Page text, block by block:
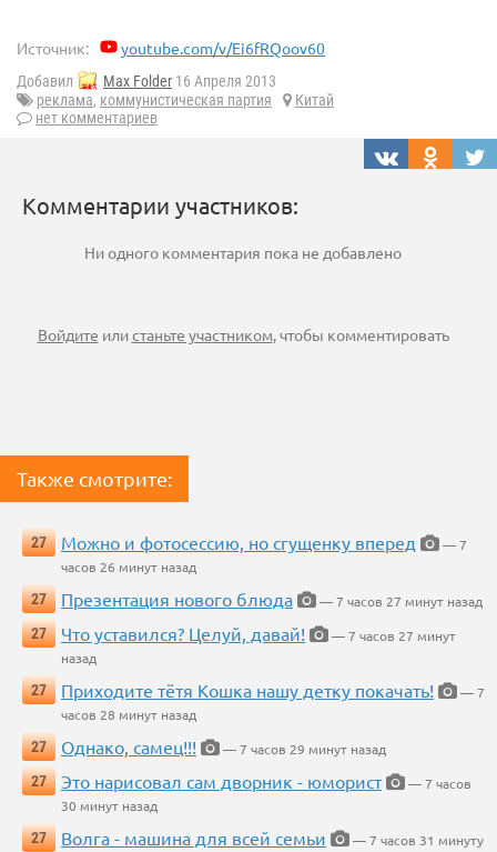
Источник: youtube.com/v/Ei6fRQoov60
Добавил Max Folder 16 Апреля 2013
реклама, коммунистическая партия
Китай
нет комментариев
Комментарии участников:
Ни одного комментария пока не добавлено
Войдите илистаньте участником, чтобы комментировать
Также смотрите:
27 Можно и фотосессию, но сгущенку вперед
— 7
часов 26 минут назад
27
Презентация нового блюда
— 7 часов 27 минут назад
27
Что уставился? Целуй, давай!
— 7 часов 27 минут
назад
27
Приходите тётя Кошка нашу детку покачать!
— 7
часов 28 минут назад
27
Однако, самец!!!
— 7 часов 29 минут назад
27
Это нарисовал сам дворник - юморист
— 7 часов
30 минут назад
27
Волга - машина для всей семьи
— 7 часов 31 минуту